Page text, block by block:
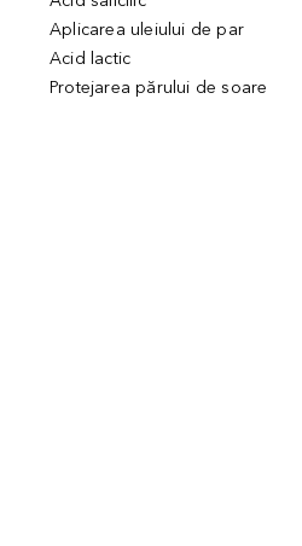
Aplicarea uleiului de par
Acid lactic
Protejarea părului de soare